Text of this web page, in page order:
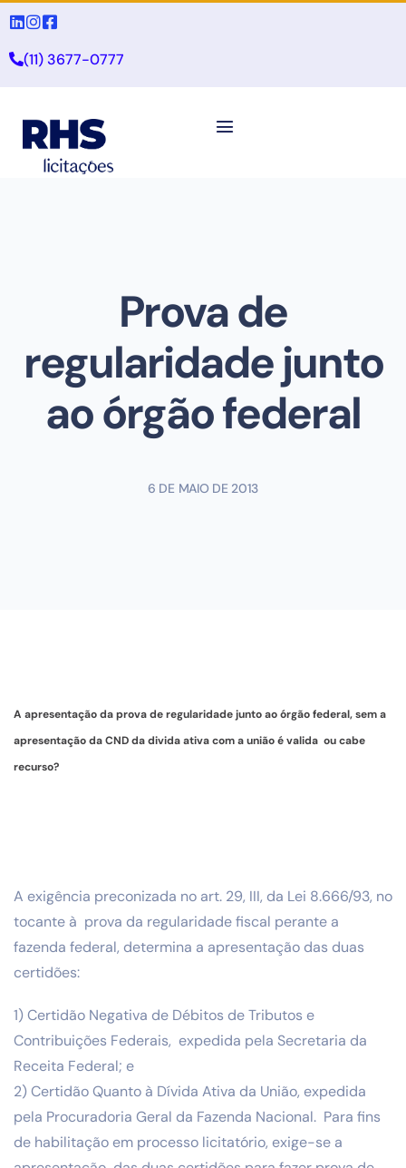
(11) 3677-0777
Prova de
regularidade junto
ao órgão federal
6 DE MAIO DE 2013
A apresentação da prova de regularidade junto ao órgão federal, sem a
apresentação da CND da divida ativa com a união é valida ou cabe
recurso?
A exigência preconizada no art. 29, III, da Lei 8.666/93, no
tocante à prova da regularidade fiscal perante a
fazenda federal, determina a apresentação das duas
certidões:
1) Certidão Negativa de Débitos de Tributos e
Contribuições Federais, expedida pela Secretaria da
Receita Federal; e
2) Certidão Quanto à Dívida Ativa da União, expedida
pela Procuradoria Geral da Fazenda Nacional. Para fins
de habilitação em processo licitatório, exige-se a